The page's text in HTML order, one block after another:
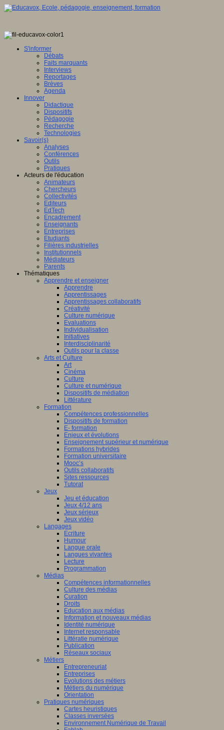
S'informer
Débats
Faits marquants
Interviews
Reportages
Brèves
Agenda
Innover
Didactique
Dispositifs
Pédagogie
Recherche
Technologies
Savoir(s)
Analyses
Conférences
Outils
Pratiques
Acteurs de l'éducation
Animateurs
Chercheurs
Collectivités
Editeurs
EdTech
Encadrement
Enseignants
Entreprises
Etudiants
Filières industrielles
Institutionnels
Médiateurs
Parents
Thématiques
Apprendre et enseigner
Apprendre
Apprentissages
Apprentissages collaboratifs
Créativité
Culture numérique
Evaluations
Individualisation
Initiatives
Interdisciplinarité
Outils pour la classe
Arts et Culture
Art
Cinéma
Culture
Culture et numérique
Dispositifs de médiation
Littérature
Formation
Compétences professionnelles
Dispositifs de formation
E- formation
Enjeux et évolutions
Enseignement supérieur et numérique
Formations hybrides
Formation universitaire
Mooc’s
Outils collaboratifs
Sites ressources
Tutorat
Jeux
Jeu et éducation
Jeux 4/12 ans
Jeux sérieux
Jeux vidéo
Langages
Ecriture
Humour
Langue orale
Langues vivantes
Lecture
Programmation
Médias
Compétences informationnelles
Culture des médias
Curation
Droits
Education aux médias
Information et nouveaux médias
Identité numérique
Internet responsable
Littératie numérique
Publication
Réseaux sociaux
Métiers
Entrepreneuriat
Entreprises
Evolutions des métiers
Métiers du numérique
Orientation
Pratiques numériques
Cartes heuristiques
Classes inversées
Environnement Numérique de Travail